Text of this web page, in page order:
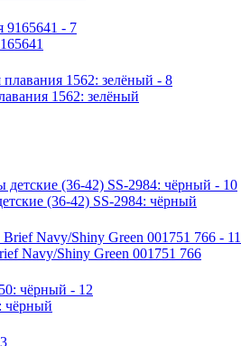
1562: зелёный
(36-42) SS-2984: чёрный
Navy/Shiny Green 001751 766
чёрный